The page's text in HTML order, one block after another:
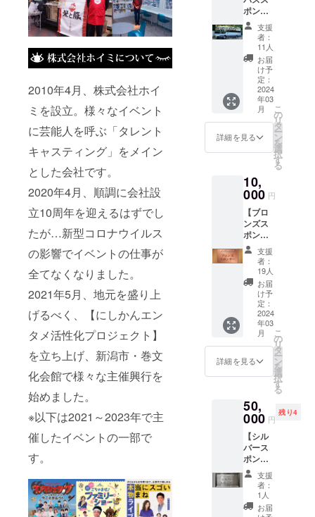
2010年4月、株式会社ホイ
ミを設立。様々なイベント
に芸能人を呼ぶ「タレント
キャスティング」をメイン
とした会社です。
2020年4月、順調に会社設
立10周年を迎えるはずでし
たが…新型コロナウイルス
の影響でイベントの仕事が
全てなくなりました。
2021年5月、地元を盛り上
げるべく、【にしかんエン
タメ活性化プロジェクト】
を立ち上げ、新潟市・巻文
化会館で様々な主催興行を
始めました。
※以下は2021～2023年で主
催したイベントの一部で
す。
(必ずお
約束で
きるも
のでは
ありま
せん) ※
ご支援
金とは
別に以
下の手
数料を
願いま
す。
費」ご
支援額
の12％
＋消費
税 …ご
支援を
全額支
援金に
させて
いただ
くため
のご協
力費で
す
②「サ
ステム
手数
額1万円
未満：
税込250
円／ご
支援額1
万円以
上：
2.27％
+消費税
さい。
（ハン
ドル
ネーム
なども
可能）
記載し
ます。
（例
「○○様
のご提
供によ
るご招
待で
す」）
※備考欄
に、記
載する
入くだ
さい。
（ハン
ドル
ネーム
なども
可能）
②私が
作って
いる新
潟県産
特別栽
培米コ
シヒカ
リ「う
米」5kg
をお届
量：5kg
産地：
新潟市
（特別
栽培米
とは…
農薬お
よび化
学肥料
を慣行
ポン
サー】
新潟駅
～巻駅
～巻文
化会館
のご招
待者様
用の送
迎バス
(往復)の
スポン
サーに
なって
きま
す。 車
内アナ
ウンス
でスポ
ンサー
名をご
紹介さ
せてい
ただき
ます。
※備考欄
に、ご
希望の
スポン
サー名
をご記
ドル
ネーム
なども
可能）
※ご支援
金とは
別に以
下の手
数料を
ご負担
支援
者：
11人
お届
け予
定：
2024
年03
月
詳細を見る
こ
の
リ
タ
ー
ン
を
選
択
す
る
10,
000 円
【ブロ
ンズス
ポン
サー】
『耳で
楽しむ
漫才ラ
イブ』
のブロ
ンズス
ポン
サー
（協賛
者）に
なって
いただ
す。
SNSや
会場で
お名前
をご紹
介させ
ていた
だきま
す。 チ
ケット
支援
者：
19人
お届
け予
定：
2024
年03
月
詳細を見る
こ
の
リ
タ
ー
ン
を
選
択
す
る
50,
000 円
残り4
【シル
バース
ポン
サー】
『耳で
楽しむ
漫才ラ
支援
者：
1人
お届